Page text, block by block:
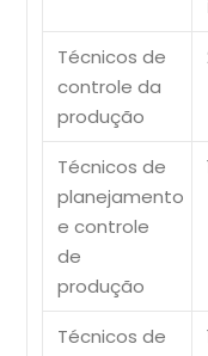
Técnicos de
controle da
produção
Técnicos de
planejamento
e controle
de
produção
Técnicos de